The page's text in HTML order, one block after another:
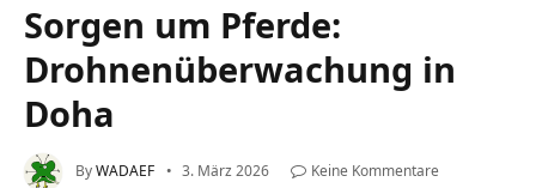
Sorgen um Pferde:
Drohnenüberwachung in
Doha
ByWADAEF 3. März 2026
Keine Kommentare